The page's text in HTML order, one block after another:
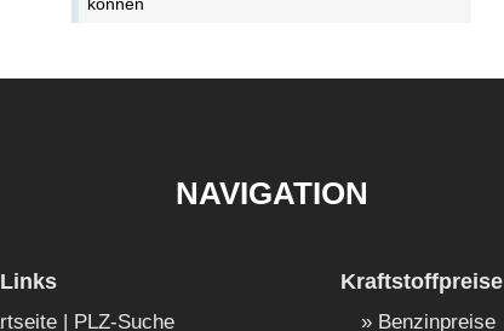
NAVIGATION
| PLZ-Suche
Kraftstoffpreise
Benzinpreise